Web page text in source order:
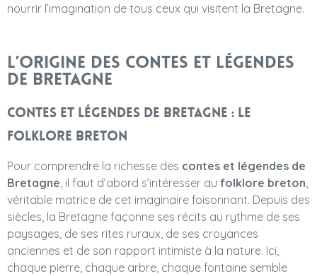
nourrir l’imagination de tous ceux qui visitent la Bretagne.
L’origine des contes et légendes
de Bretagne
Contes et légendes de Bretagne : le
folklore breton
Pour comprendre la richesse des contes et légendes de
Bretagne, il faut d’abord s’intéresser au folklore breton,
véritable matrice de cet imaginaire foisonnant. Depuis des
siècles, la Bretagne façonne ses récits au rythme de ses
paysages, de ses rites ruraux, de ses croyances
anciennes et de son rapport intimiste à la nature. Ici,
chaque pierre, chaque arbre, chaque fontaine semble